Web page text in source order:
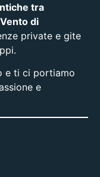
tra
di
private e gite
e ti ci portiamo
e